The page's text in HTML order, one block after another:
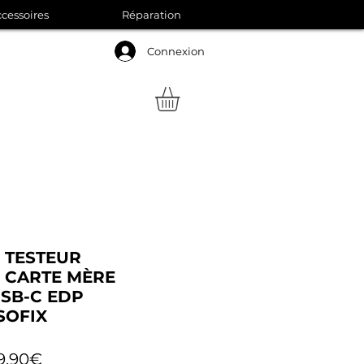
Connexion
Réparation
MÈRE
C EDP